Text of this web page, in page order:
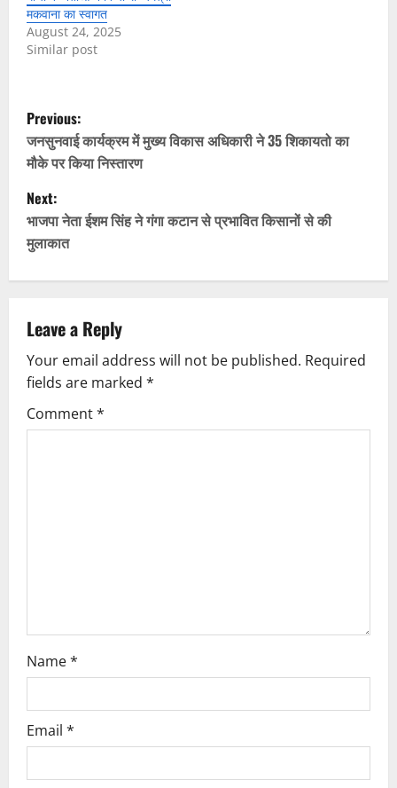
मकवाना का स्वागत
August 24, 2025
Similar post
P
o
s
t
n
v
i
g
Previous:
जनसुनवाई कार्यक्रम में मुख्य विकास अधिकारी ने 35 शिकायतो का
मौके पर किया निस्तारण
Next:
भाजपा नेता ईशम सिंह ने गंगा कटान से प्रभावित किसानों से की
मुलाकात
Leave a Reply
Your email address will not be published. Required
fields are marked *
Comment*
Name*
Email *